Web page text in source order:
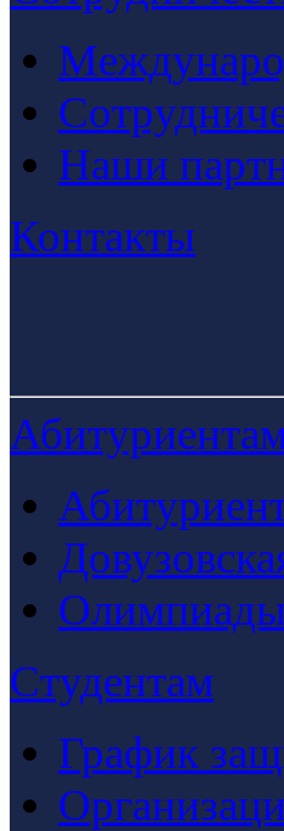
Наши
Контакты
Студентам
График